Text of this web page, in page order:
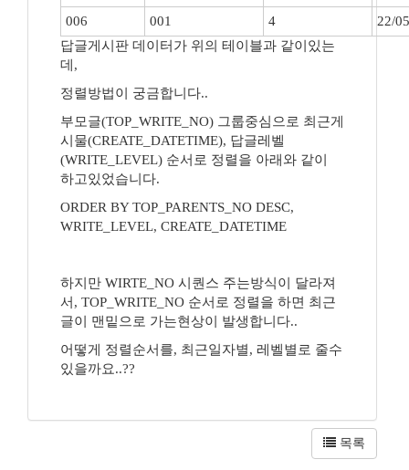
006
001 4
22/
답글게시판 데이터가 위의 테이블과 같이있는
데,
정렬방법이 궁금합니다..
부모글(TOP_WRITE_NO) 그룹중심으로 최근게
시물(CREATE_DATETIME), 답글레벨
(WRITE_LEVEL) 순서로 정렬을 아래와 같이
하고있었습니다.
ORDER BY TOP_PARENTS_NO DESC,
WRITE_LEVEL, CREATE_DATETIME
하지만 WIRTE_NO 시퀀스 주는방식이 달라져
서, TOP_WRITE_NO 순서로 정렬을 하면 최근
글이 맨밑으로 가는현상이 발생합니다..
어떻게 정렬순서를, 최근일자별, 레벨별로 줄수
있을까요..??
목록